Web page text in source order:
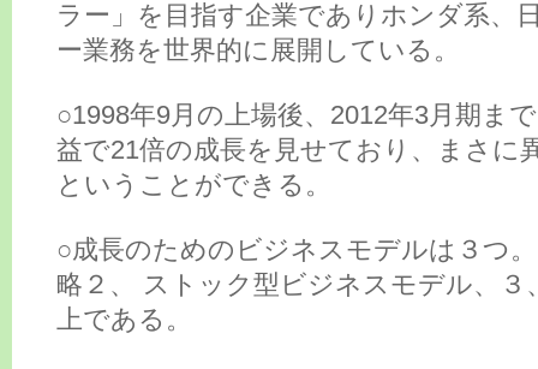
ラー」を目指す企業でありホンダ系、
ー業務を世界的に展開している。
○1998年9月の上場後、2012年3月期ま
益で21倍の成長を見せており、まさに
ということができる。
○成長のためのビジネスモデルは３つ
略２、 ストック型ビジネスモデル、３
上である。